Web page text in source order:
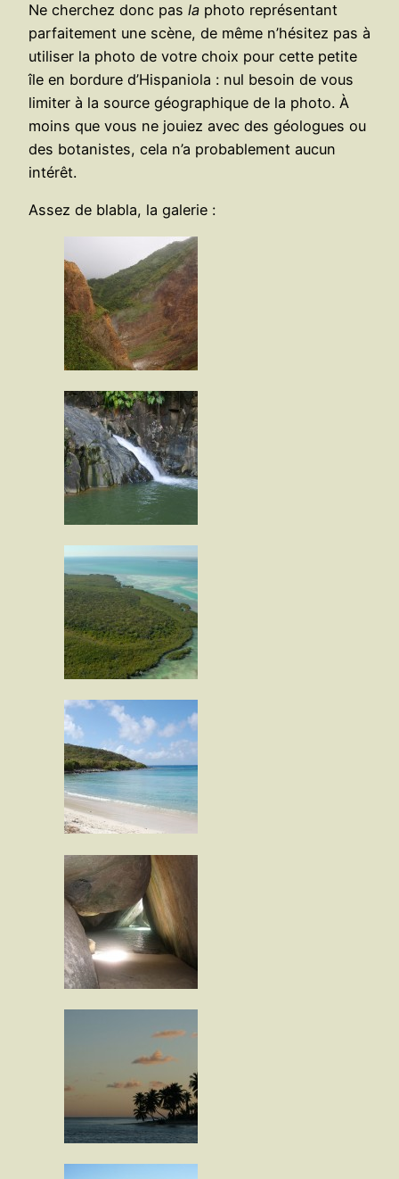
Ne cherchez donc pas la photo représentant
parfaitement une scène, de même n’hésitez pas à
utiliser la photo de votre choix pour cette petite
île en bordure d’Hispaniola : nul besoin de vous
limiter à la source géographique de la photo. À
moins que vous ne jouiez avec des géologues ou
des botanistes, cela n’a probablement aucun
intérêt.
Assez de blabla, la galerie :